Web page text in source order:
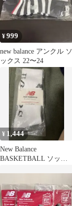
¥999
new balance アンクル ソ
ックス 22〜24
¥ 1,444
New Balance
BASKETBALL ソック